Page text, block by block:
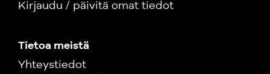
Kirjaudu / päivitä omat tiedot
Tietoa meistä
Yhteystiedot